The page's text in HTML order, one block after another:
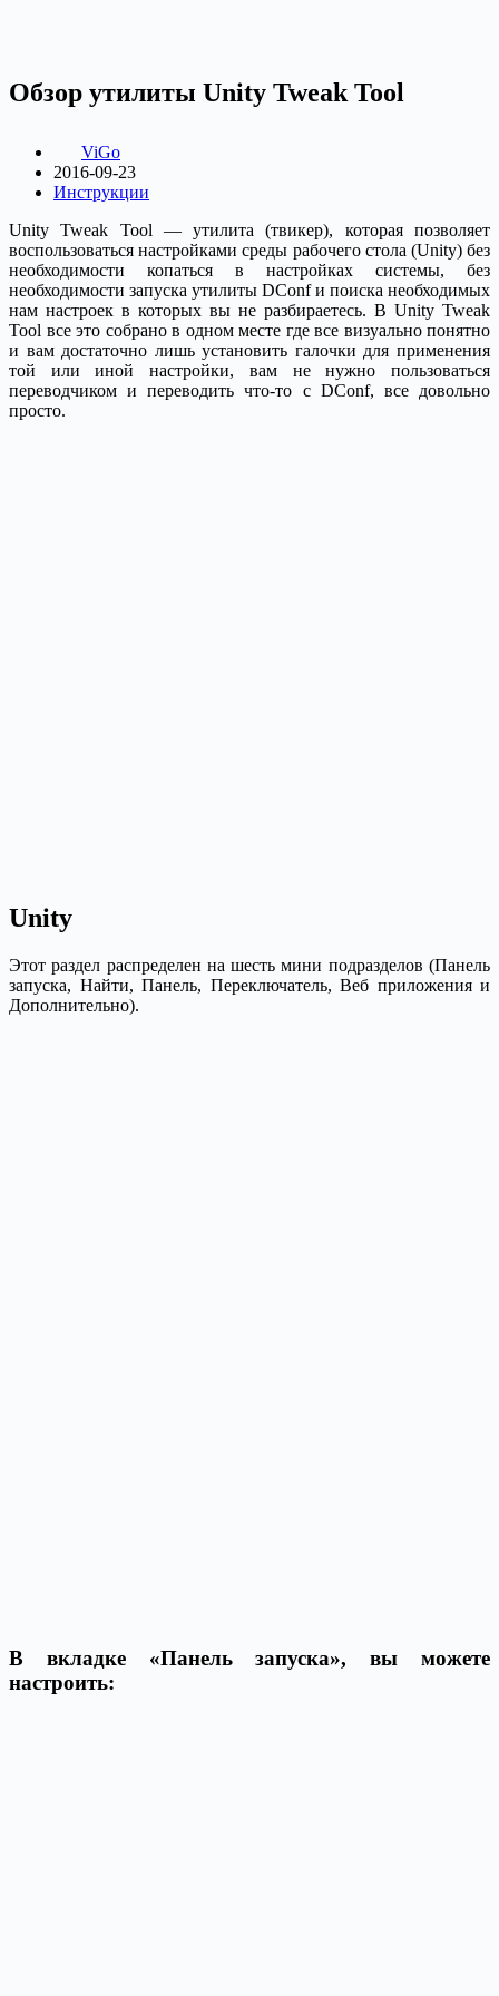
Обзор утилиты Unity Tweak Tool
ViGo
2016-09-23
Инструкции
Unity Tweak Tool — утилита (твикер), которая позволяет
воспользоваться настройками среды рабочего стола (Unity) без
необходимости копаться в настройках сиcтемы, без
необходимости запуска утилиты DConf и поиска необходимых
нам настроек в которых вы не разбираетесь. В Unity Tweak
Tool все это собрано в одном месте где все визуально понятно
и вам достаточно лишь установить галочки для применения
той или иной настройки, вам не нужно пользоваться
переводчиком и переводить что-то с DConf, все довольно
просто.
Unity
Этот раздел распределен на шесть мини подразделов (Панель
запуска, Найти, Панель, Переключатель, Веб приложения и
Дополнительно).
В вкладке «Панель запуска», вы можете
настроить: